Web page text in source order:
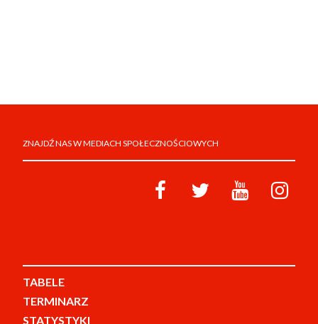
ZNAJDŹ NAS W MEDIACH SPOŁECZNOŚCIOWYCH
TABELE
TERMINARZ
STATYSTYKI